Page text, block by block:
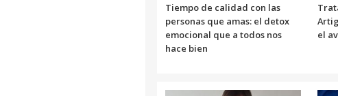
Tiempo de calidad con las
personas que amas: el detox
emocional que a todos nos
hace bien
el